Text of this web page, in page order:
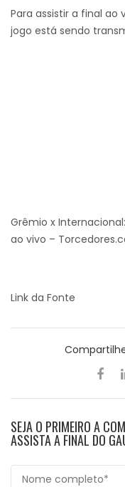
Para assistir a final ao
jogo está sendo
Grêmio x
ao vivo –
Link da Fonte
SEJA O PRIMEIRO A
ASSISTA A FINAL DO